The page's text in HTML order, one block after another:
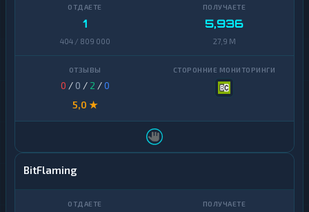
1
404 / 809 000
5,936
27,9 M
0 / 0 / 2 /0
5,0 ★
BitFlaming